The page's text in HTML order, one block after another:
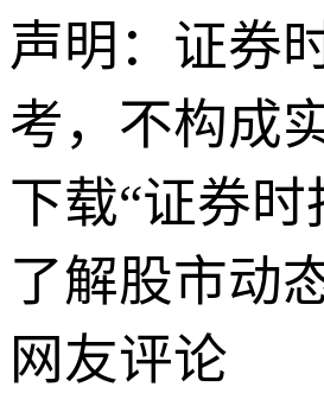
声明：证券
考，不构成
下载“证券
了解股市动
网友评论